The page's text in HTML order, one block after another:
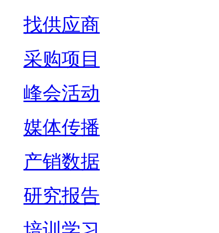
找供应商
采购项目
峰会活动
媒体传播
产销数据
研究报告